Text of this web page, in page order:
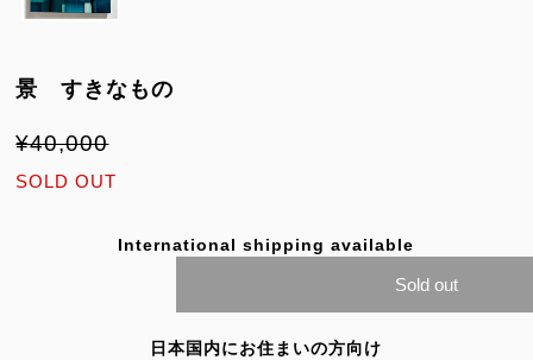
景 すきなもの
¥40,000
SOLD OUT
International shipping available
Sold out
日本国内にお住まいの方向け